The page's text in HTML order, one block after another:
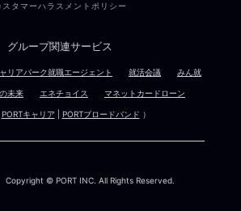
スタマーハラスメントポリシー